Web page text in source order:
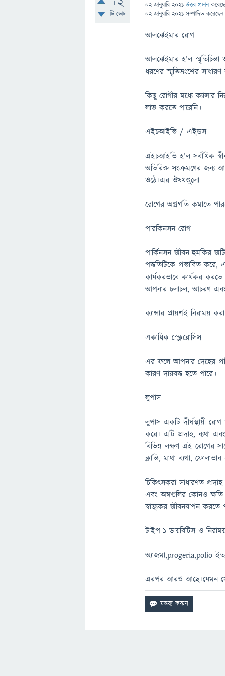
টি ভোট
02 জানুয়ারি 2021 উত্তর প্রদান
02 জানুয়ারি 2021 সম্পাদিত
আলঝেইমার রোগ
আলঝেইমার হ'ল স্মৃতিচিন্তা
ধরণের স্মৃতিভ্রংশের
কিছু রোগীর মধ্যে
লাভ করতে পারেনি।
এইচআইভি / এইডস
এইচআইভি হ'ল সর্বাধিক
অতিরিক্ত সংক্রমণের জন্য
ওঠে।এর ঔষধগুুলো
রোগের অগ্রগতি কমাতে
পারকিনসন রোগ
পার্কিনসন জীবন-হুমকির
পদ্ধতিটিকে প্রভাবিত করে,
কার্যকরভাবে কার্যকর
আপনার চলাচল, আচরণ
ক্যান্সার প্রায়শই নিরাময়
একাধিক স্ক্লেরোসিস
এর ফলে আপনার দেহের
কারণ দায়বদ্ধ হতে পারে।
লুপাস
লুপাস একটি দীর্ঘস্থায়ী
করে। এটি প্রদাহ, ব্যথা
বিভিন্ন লক্ষণ এই রোগের
ক্লান্তি, মাথা ব্যথা,
চিকিত্সকরা সাধারণত
এবং অঙ্গগুলির কোনও ক্ষতি
স্বাস্থ্যকর জীবনযাপন
টাইপ-১ ডায়বিটিস ও
অ্যাজমা,progeria,polio
এরপর আরও আছে।যেমন